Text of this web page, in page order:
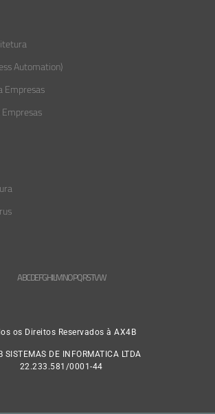
Automation)
Empresas
ABCDEFGHLMNOPQRSTVW
os Direitos Reservados à AX4B
SISTEMAS DE INFORMATICA LTDA
22.233.581/0001-44